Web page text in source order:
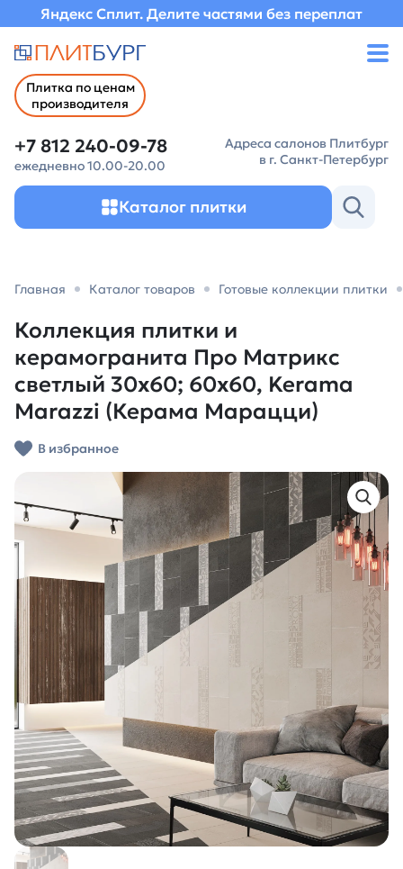
Яндекс Сплит. Делите частями без переплат
Плитка по ценам
производителя
+7 812 240-09-78
ежедневно 10.00-20.00
Адреса салонов Плитбург
в г. Санкт-Петербург
Каталог плитки
Главная Каталог товаров Готовые коллекции плитки
Коллекция плитки и
керамогранита Про Матрикс
светлый 30х60; 60х60, Kerama
Marazzi (Керама Марацци)
В избранное